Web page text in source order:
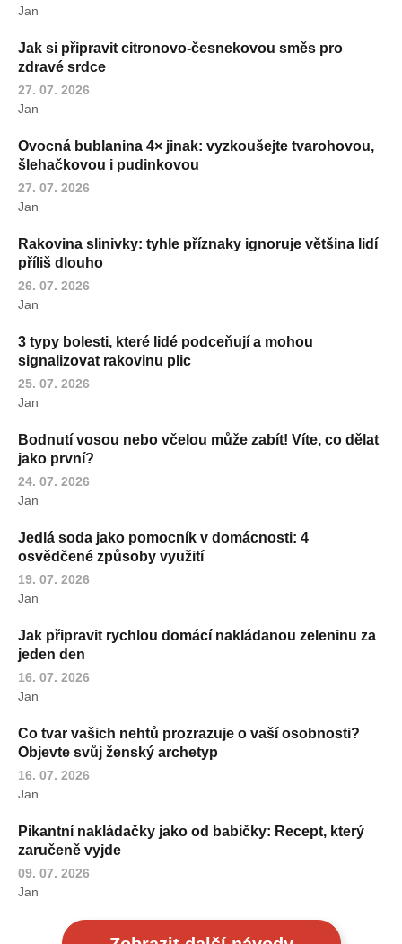
Jan
Jak si připravit citronovo-česnekovou směs pro
zdravé srdce
27. 07. 2026
Jan
Ovocná bublanina 4× jinak: vyzkoušejte tvarohovou,
šlehačkovou i pudinkovou
27. 07. 2026
Jan
Rakovina slinivky: tyhle příznaky ignoruje většina lidí
příliš dlouho
26. 07. 2026
Jan
3 typy bolesti, které lidé podceňují a mohou
signalizovat rakovinu plic
25. 07. 2026
Jan
Bodnutí vosou nebo včelou může zabít! Víte, co dělat
jako první?
24. 07. 2026
Jan
Jedlá soda jako pomocník v domácnosti: 4
osvědčené způsoby využití
19. 07. 2026
Jan
Jak připravit rychlou domácí nakládanou zeleninu za
jeden den
16. 07. 2026
Jan
Co tvar vašich nehtů prozrazuje o vaší osobnosti?
Objevte svůj ženský archetyp
16. 07. 2026
Jan
Pikantní nakládačky jako od babičky: Recept, který
zaručeně vyjde
09. 07. 2026
Jan